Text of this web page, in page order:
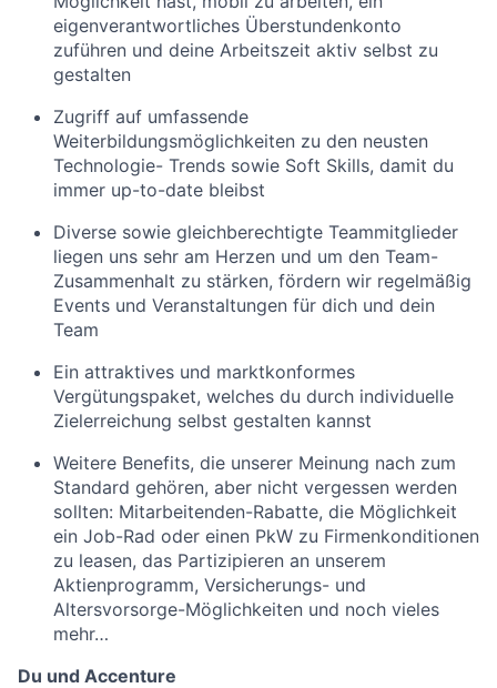
eigenverantwortliches Überstundenkonto
zuführen und deine Arbeitszeit aktiv selbst zu
gestalten
Zugriff auf umfassende
Weiterbildungsmöglichkeiten zu den neusten
Technologie- Trends sowie Soft Skills, damit du
immer up-to-date bleibst
Diverse sowie gleichberechtigte Teammitglieder
liegen uns sehr am Herzen und um den Team-
Zusammenhalt zu stärken, fördern wir regelmäßig
Events und Veranstaltungen für dich und dein
Team
Ein attraktives und marktkonformes
Vergütungspaket, welches du durch individuelle
Zielerreichung selbst gestalten kannst
Weitere Benefits, die unserer Meinung nach zum
Standard gehören, aber nicht vergessen werden
sollten: Mitarbeitenden-Rabatte, die Möglichkeit
ein Job-Rad oder einen PkW zu Firmenkonditionen
zu leasen, das Partizipieren an unserem
Aktienprogramm, Versicherungs- und
Altersvorsorge-Möglichkeiten und noch vieles
mehr…
Du und Accenture